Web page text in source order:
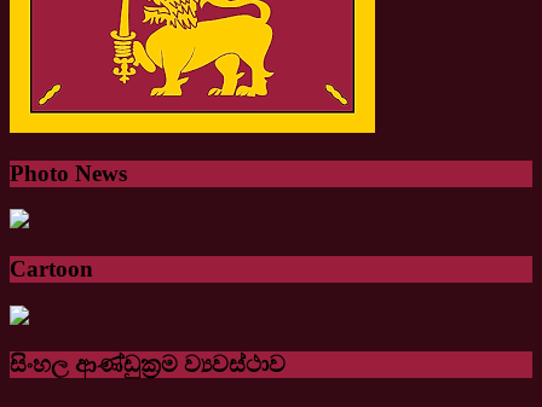
Photo News
Cartoon
සිංහල ආණ්ඩුක්‍රම ව්‍යවස්ථාව